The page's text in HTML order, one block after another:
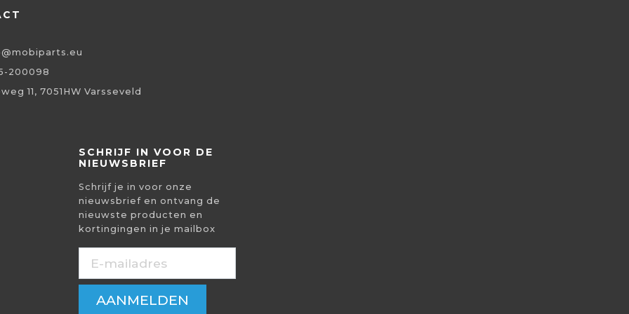
200098
11, 7051HW Varsseveld
SCHRIJF IN VOOR DE
NIEUWSBRIEF
Schrijf je in voor onze
nieuwsbrief en ontvang de
nieuwste producten en
kortingingen in je mailbox
AANMELDEN